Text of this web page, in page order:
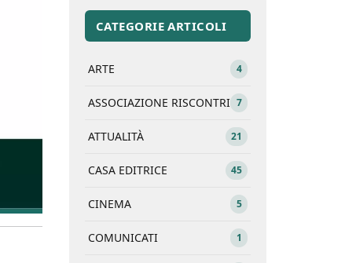
CATEGORIE ARTICOLI
ARTE 4
ASSOCIAZIONE RISCONTRI 7
ATTUALITÀ 21
CASA EDITRICE 45
CINEMA 5
COMUNICATI 1